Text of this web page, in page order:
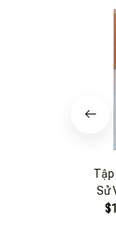
Tập
Sử